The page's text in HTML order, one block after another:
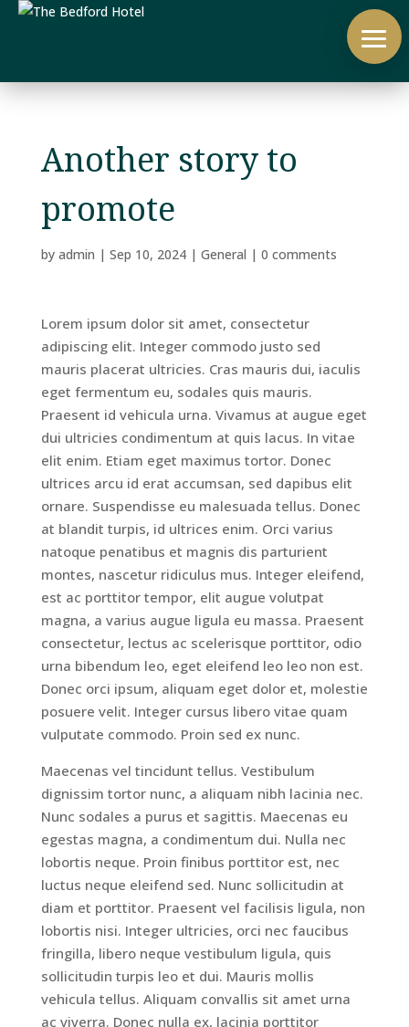
Another story to
promote
by admin | Sep 10, 2024| General | 0 comments
Lorem ipsum dolor sit amet, consectetur
adipiscing elit. Integer commodo justo sed
mauris placerat ultricies. Cras mauris dui, iaculis
eget fermentum eu, sodales quis mauris.
Praesent id vehicula urna. Vivamus at augue eget
dui ultricies condimentum at quis lacus. In vitae
elit enim. Etiam eget maximus tortor. Donec
ultrices arcu id erat accumsan, sed dapibus elit
ornare. Suspendisse eu malesuada tellus. Donec
at blandit turpis, id ultrices enim. Orci varius
natoque penatibus et magnis dis parturient
montes, nascetur ridiculus mus. Integer eleifend,
est ac porttitor tempor, elit augue volutpat
magna, a varius augue ligula eu massa. Praesent
consectetur, lectus ac scelerisque porttitor, odio
urna bibendum leo, eget eleifend leo leo non est.
Donec orci ipsum, aliquam eget dolor et, molestie
posuere velit. Integer cursus libero vitae quam
vulputate commodo. Proin sed ex nunc.
Maecenas vel tincidunt tellus. Vestibulum
dignissim tortor nunc, a aliquam nibh lacinia nec.
Nunc sodales a purus et sagittis. Maecenas eu
egestas magna, a condimentum dui. Nulla nec
lobortis neque. Proin finibus porttitor est, nec
luctus neque eleifend sed. Nunc sollicitudin at
diam et porttitor. Praesent vel facilisis ligula, non
lobortis nisi. Integer ultricies, orci nec faucibus
fringilla, libero neque vestibulum ligula, quis
sollicitudin turpis leo et dui. Mauris mollis
vehicula tellus. Aliquam convallis sit amet urna
ac viverra. Donec nulla ex, lacinia porttitor